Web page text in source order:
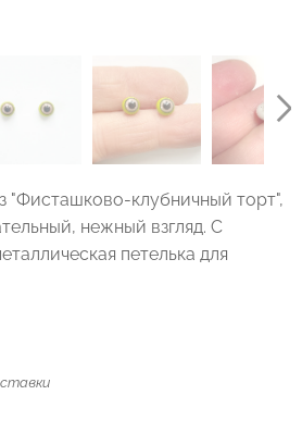
"Фисташково-клубничный торт",
нежный взгляд. С
петелька для